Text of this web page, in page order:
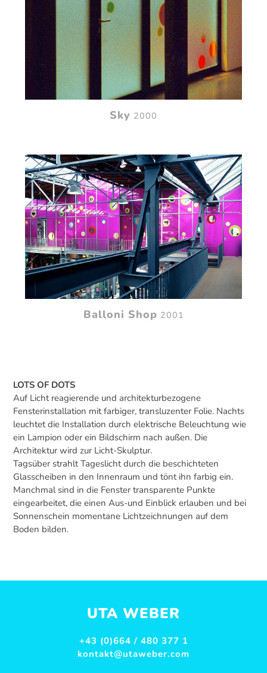
Sky 2000
Balloni Shop 2001
LOTS OF DOTS
Auf Licht reagierende und architekturbezogene
Fensterinstallation mit farbiger, transluzenter Folie. Nachts
leuchtet die Installation durch elektrische Beleuchtung wie
ein Lampion oder ein Bildschirm nach außen. Die
Architektur wird zur Licht-Skulptur.
Tagsüber strahlt Tageslicht durch die beschichteten
Glasscheiben in den Innenraum und tönt ihn farbig ein.
Manchmal sind in die Fenster transparente Punkte
eingearbeitet, die einen Aus-und Einblick erlauben und bei
Sonnenschein momentane Lichtzeichnungen auf dem
Boden bilden.
UTA WEBER
+43 (0)664 / 480 377 1
kontakt@utaweber.com